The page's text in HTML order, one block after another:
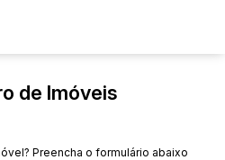
de Imóveis
Preencha o formulário abaixo